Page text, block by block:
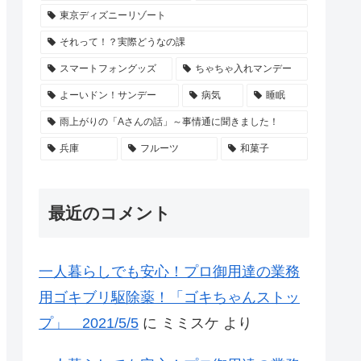
東京ディズニーリゾート
それって！？実際どうなの課
スマートフォングッズ ちゃちゃ入れマンデー
よーいドン！サンデー 病気 睡眠
雨上がりの「Aさんの話」～事情通に聞きました！
兵庫 フルーツ 和菓子
最近のコメント
一人暮らしでも安心！プロ御用達の業務
用ゴキブリ駆除薬！「ゴキちゃんストッ
プ」 2021/5/5 に ミミスケ より